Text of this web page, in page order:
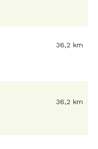
36,2 km
36,2 km